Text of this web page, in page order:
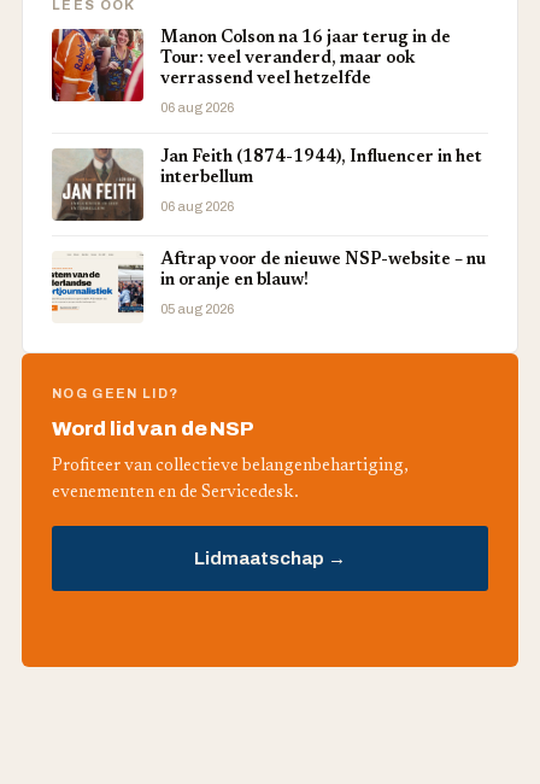
LEES OOK
Manon Colson na 16 jaar terug in de
Tour: veel veranderd, maar ook
verrassend veel hetzelfde
06 aug 2026
Jan Feith (1874-1944), Influencer in het
interbellum
06 aug 2026
Aftrap voor de nieuwe NSP-website – nu
in oranje en blauw!
05 aug 2026
NOG GEEN LID?
Word lid van de NSP
Profiteer van collectieve belangenbehartiging,
evenementen en de Servicedesk.
Lidmaatschap →